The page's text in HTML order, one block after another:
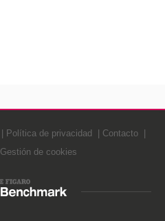
Política de privacidad
Contacto
Gestión de cookies